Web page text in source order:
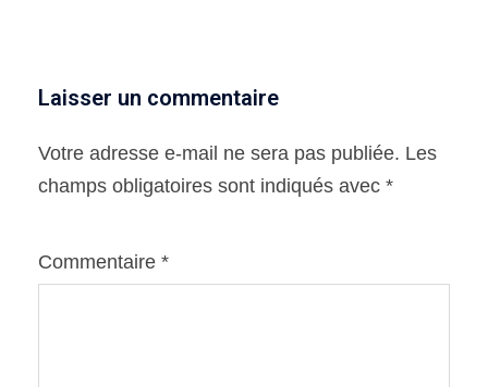
Laisser un commentaire
Votre adresse e-mail ne sera pas publiée. Les
champs obligatoires sont indiqués avec *
Commentaire *